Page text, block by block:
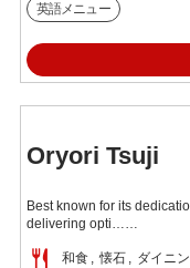
英語メニュー
Oryori Tsuji
Best known for its
delivering opti……
和食 懐石 ダイニ